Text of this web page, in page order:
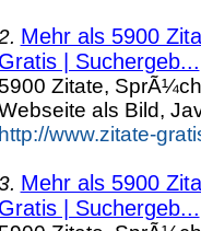
Mehr als 5900
Gratis | Suchergeb...
5900 Zitate,
als Bild,
http://www.zitate-
Mehr als 5900
Gratis | Suchergeb...